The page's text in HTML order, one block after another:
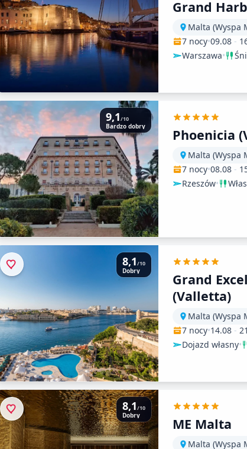
Grand
Malta (Wyspa
7 nocy•09.08 -
Warszawa•
9,1/10
Bardzo dobry Phoenicia
Malta (Wyspa
7 nocy•08.08 -
Rzeszów•
8,1/10
Dobry
Grand
(Valletta)
Malta (Wyspa
7 nocy•14.08 -
Dojazd własny•
8,1/10
Dobry ME Malta
Malta (Wyspa